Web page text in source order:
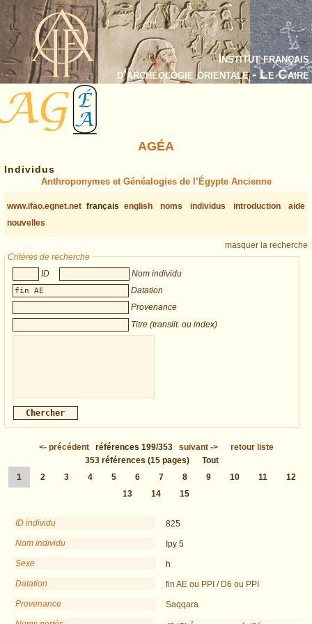
Institut français
d’archéologie orientale - Le Caire
AGÉA
Individus
Anthroponymes et Généalogies de l’Égypte Ancienne
www.ifao.egnet.net français english noms individus introduction
aide
nouvelles
masquer la recherche
Critères de recherche
ID
Nom individu
Datation
Provenance
Titre (translit. ou index)
<- précédent références 199/353 suivant->
retour liste
353 références (15 pages)
Tout
1
2 3 4 5 6 7 8 9 10 11
12
13
14 15
ID individu
825
Nom individu
Ipy 5
Sexe
h
Datation
fin AE ou PPI / D6 ou PPI
Provenance
Saqqara